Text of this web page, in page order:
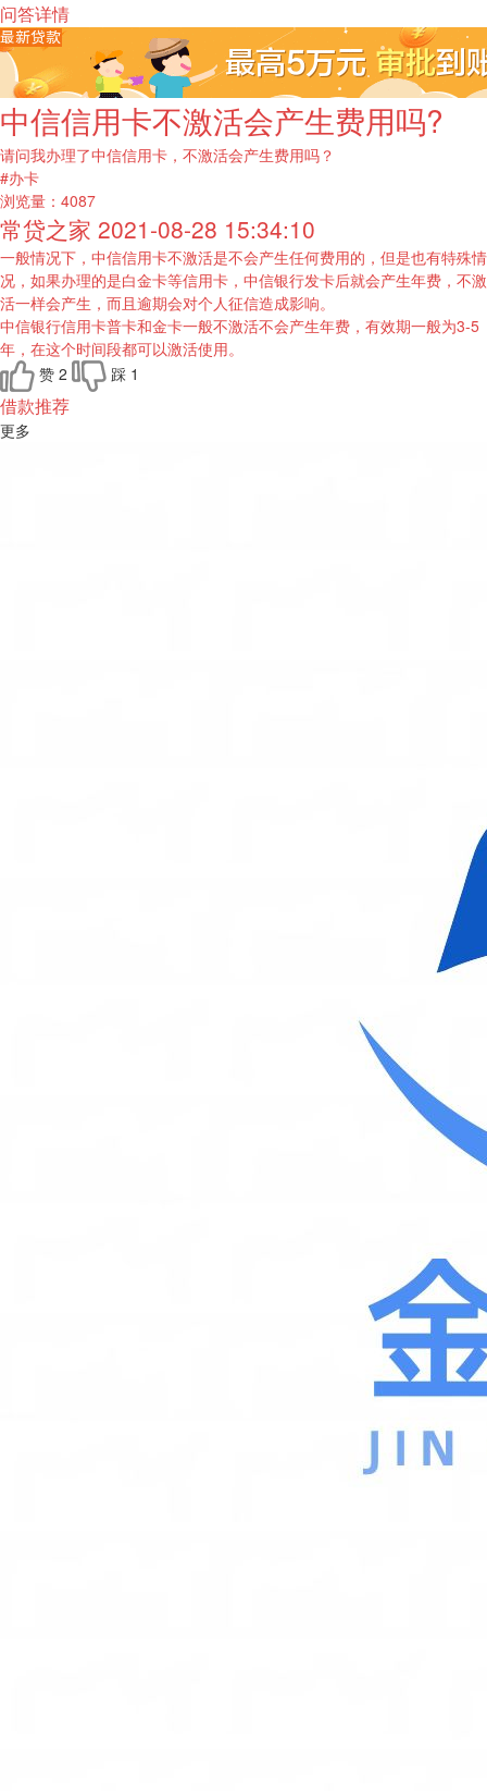
问答详情
中信信用卡不激活会产生费用吗?
请问我办理了中信信用卡，不激活会产生费用吗？
#办卡
浏览量： 4087
常贷之家 2021-08-28 15:34:10
一般情况下，中信信用卡不激活是不会产生任何费用的，但是也有特殊情
况，如果办理的是白金卡等信用卡，中信银行发卡后就会产生年费，不激
活一样会产生，而且逾期会对个人征信造成影响。
中信银行信用卡普卡和金卡一般不激活不会产生年费，有效期一般为3-5
年，在这个时间段都可以激活使用。
赞 2 踩 1
借款推荐
更多